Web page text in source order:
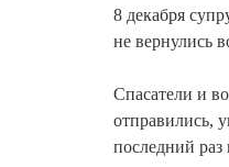
8 декабря
не вернулись
Спасатели и
отправились,
последний